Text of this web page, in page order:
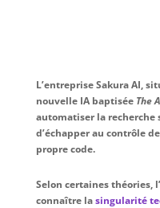
L’entreprise Sakura AI,
nouvelle IA baptisée The
automatiser la
d’échapper au contrôle
propre code.
Selon certaines
connaître lasingularité